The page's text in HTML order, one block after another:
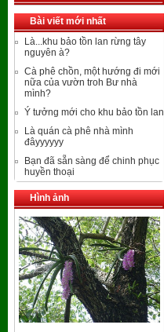
Bài viết mới nhất
Là...khu bảo tồn lan rừng tây
nguyên à?
Cà phê chồn, một hướng đi mới
nữa của vườn troh Bư nhà
mình?
Ý tưởng mới cho khu bảo tồn lan
Là quán cà phê nhà mình
đâyyyyyy
Bạn đã sẵn sàng để chinh phục
huyền thoại
Hình ảnh